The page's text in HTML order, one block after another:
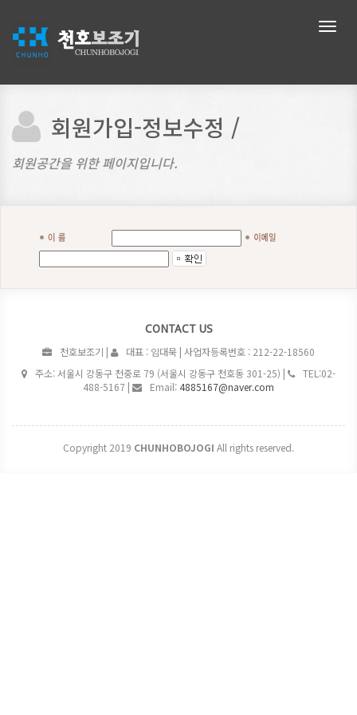
메
회원가입-정보수정 /
회원공간을 위한 페이지입니다.
CONTACT US
천호보조기 |
대표 : 임대묵 | 사업자등록번호 : 212-22-18560
주소: 서울시 강동구 천중로 79 (서울시 강동구 천호동 301-25) |
TEL:02-
488-5167 |
Email: 4885167@naver.com
Copyright 2019 CHUNHOBOJOGI All rights reserved.